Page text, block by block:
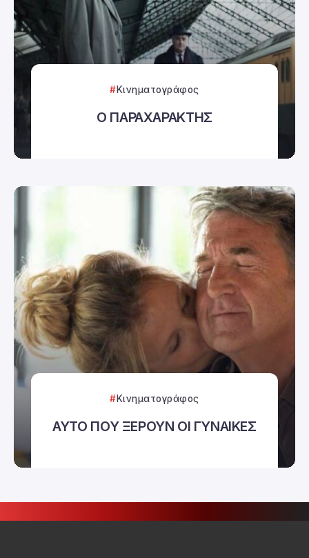
Κινηματογράφος
Ο ΠΑΡΑΧΑΡΑΚΤΗΣ
Κινηματογράφος
ΑΥΤΟ ΠΟΥ ΞΕΡΟΥΝ ΟΙ ΓΥΝΑΙΚΕΣ